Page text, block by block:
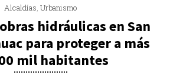
Alcaldías ,Urbanismo
hidráulicas en San
para proteger a más
mil habitantes